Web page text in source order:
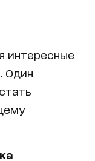
интересные
Один